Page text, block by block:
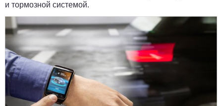
и тормозной системой.